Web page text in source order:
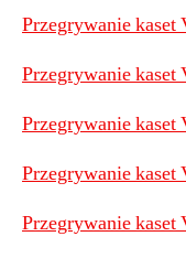
Przegrywanie kaset
Przegrywanie kaset
Przegrywanie
Przegrywanie kaset
Przegrywanie kaset